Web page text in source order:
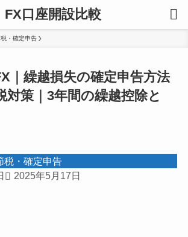
FX口座開設比較
・確定申告
｜繰越損失の確定申告方法
対策｜3年間の繰越控除と
税・確定申告
2025年5月17日